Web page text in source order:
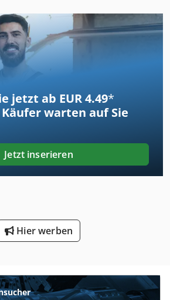
jetzt ab EUR 4.49*
Käufer warten auf Sie
Jetzt inserieren
Hier werben